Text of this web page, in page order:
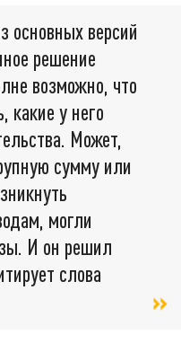
основных версий
решение
возможно, что
какие у него
Может,
сумму или
могли
И он решил
слова